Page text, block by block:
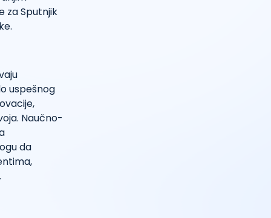
za Sputnjik
uspešnog
Naučno-
da